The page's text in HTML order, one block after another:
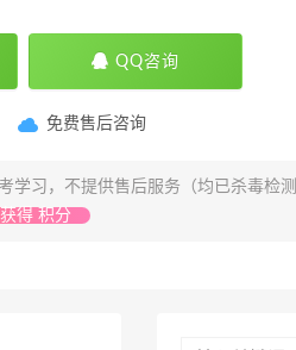
QQ咨询
免费售后咨询
学习，不提供售后服务（均已杀毒检
得 积分